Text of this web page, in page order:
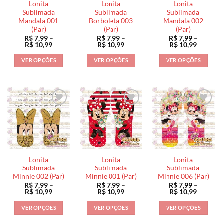
Lonita
Sublimada
Mandala 001
(Par)
R$7,99 –
R$ 10,99Faixa
preço:
R$ 7,99
através
VER OPÇÕES
tem
várias
variantes.
As
opções
podem
ser
escolhidas
na
página
do
produto
Lonita
Sublimada
Borboleta 003
(Par)
R$7,99 –
R$ 10,99Faixa
preço:
R$ 7,99
através
VER OPÇÕES
tem
várias
variantes.
As
opções
podem
ser
escolhidas
na
página
do
produto
Lonita
Sublimada
Mandala 002
(Par)
R$7,99 –
R$ 10,99Faixa
preço:
R$ 7,99
através
VER OPÇÕES
tem
várias
variantes.
As
opções
podem
ser
escolhidas
na
página
do
produto
Lonita
Sublimada
Minnie 002 (Par)
R$7,99 –
R$ 10,99Faixa
preço:
R$ 7,99
através
VER OPÇÕES
Lonita
Sublimada
Minnie 001 (Par)
R$7,99 –
R$ 10,99Faixa
preço:
R$ 7,99
através
VER OPÇÕES
Lonita
Sublimada
Minnie 006 (Par)
R$7,99 –
R$ 10,99Faixa
preço:
R$ 7,99
através
VER OPÇÕES